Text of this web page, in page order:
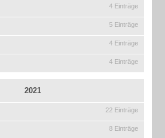
4 Einträge
5 Einträge
4 Einträge
4 Einträge
2021
22 Einträge
8 Einträge